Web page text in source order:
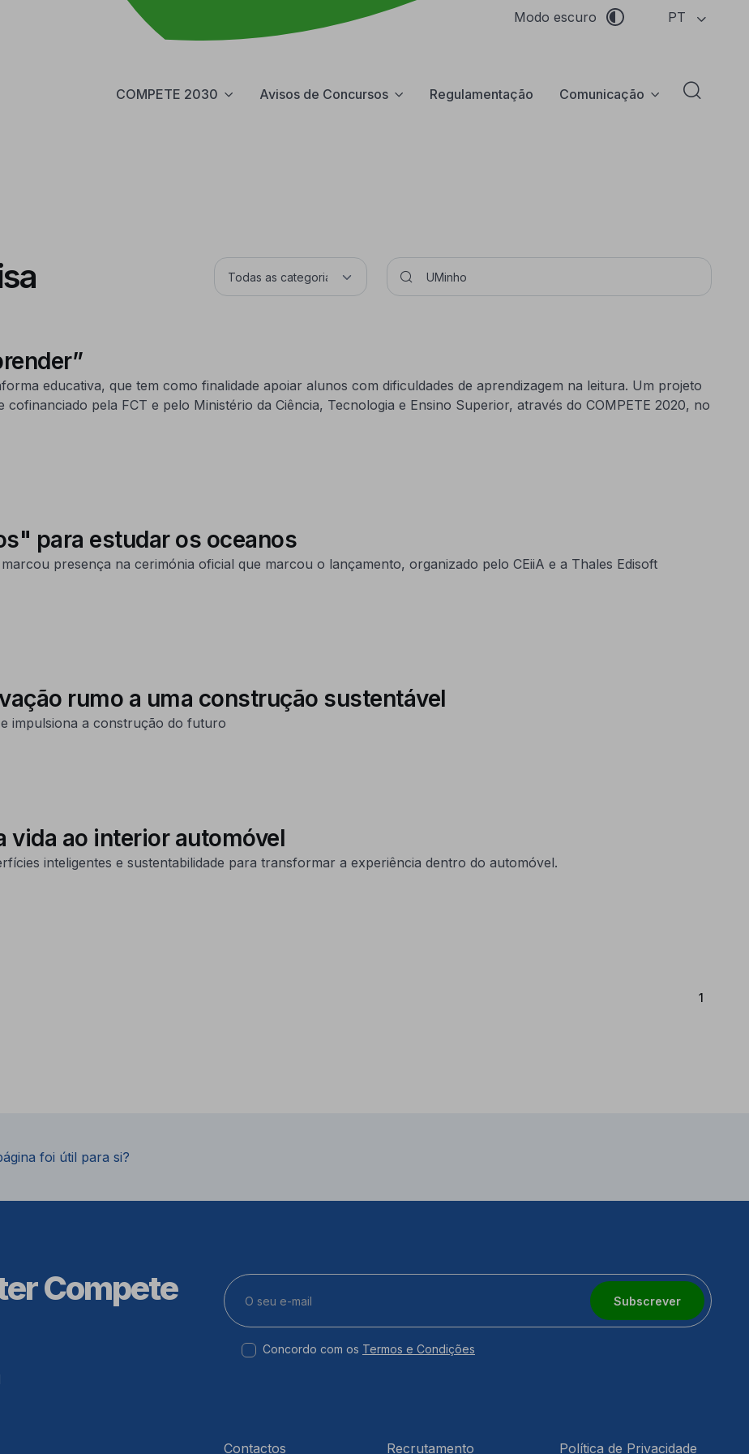
Modo escuro PT
COMPETE 2030 Avisos de Concursos Regulamentação Comunicação Abrir
educativa, que tem como finalidade apoiar alunos com dificuldades de aprendizagem na leitura. Um projeto
pela FCT e pelo Ministério da Ciência, Tecnologia e Ensino Superior, através do COMPETE 2020, no
para estudar os oceanos
presença na cerimónia oficial que marcou o lançamento, organizado pelo CEiiA e a Thales Edisoft
rumo a uma construção sustentável
impulsiona a construção do futuro
vida ao interior automóvel
inteligentes e sustentabilidade para transformar a experiência dentro do automóvel.
1(Atual)
foi útil para si?
Compete
Subscrever
Concordo com os Termos e Condições
Contactos Recrutamento Política de Privacidade